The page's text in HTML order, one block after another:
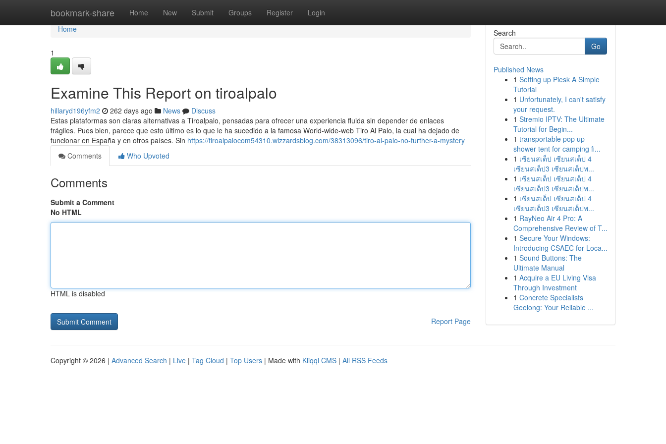
bookmark-share Home New Submit Groups Register Login
Home
Home
1
Examine This Report on tiroalpalo
hillaryd196yfm2 262 days ago News
Discuss
Estas plataformas son claras alternativas a Tiroalpalo, pensadas para ofrecer una experiencia fluida sin depender de enlaces
frágiles. Pues bien, parece que esto último es lo que le ha sucedido a la famosa World-wide-web Tiro Al Palo, la cual ha dejado de
funcionar en España y en otros países. Sin https://tiroalpalocom54310.wizzardsblog.com/38313096/tiro-al-palo-no-further-a-mystery
Comments
Who Upvoted
Comments
Submit a Comment
No HTML
HTML is disabled
Report Page
Search
Go
Published News
1 Setting up Plesk A Simple
Tutorial
1 Unfortunately, I can't satisfy
your request.
1 Stremio IPTV: The Ultimate
Tutorial for Begin...
1 transportable pop up
shower tent for camping fi...
1 เซียนสเต็ป เซียนสเต็ป 4
เซียนสเต็ป3 เซียนสเต็ปพ...
1 เซียนสเต็ป เซียนสเต็ป 4
เซียนสเต็ป3 เซียนสเต็ปพ...
1 เซียนสเต็ป เซียนสเต็ป 4
เซียนสเต็ป3 เซียนสเต็ปพ...
1 RayNeo Air 4 Pro: A
Comprehensive Review of T...
1 Secure Your Windows:
Introducing CSAEC for Loca...
1 Sound Buttons: The
Ultimate Manual
1 Acquire a EU Living Visa
Through Investment
1 Concrete Specialists
Geelong: Your Reliable ...
Copyright © 2026 | Advanced Search | Live | Tag Cloud | Top Users | Made with Kliqqi CMS | All RSS Feeds